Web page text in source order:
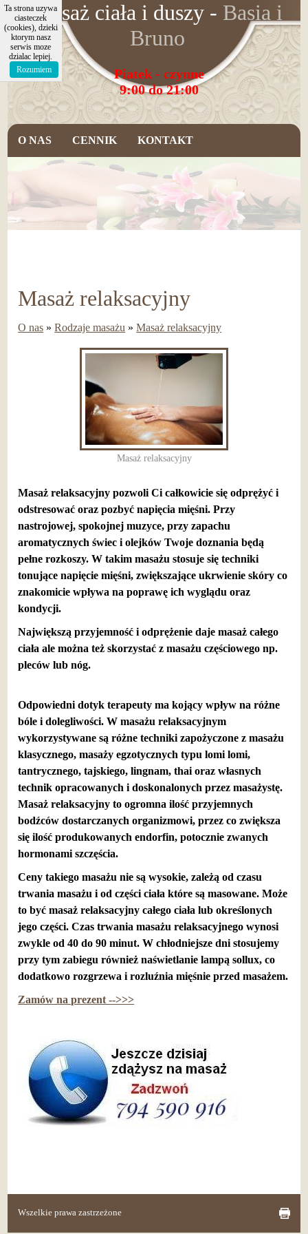
Masaż ciała i duszy - Basia i
Bruno
Piatek - czynne
9:00 do 21:00
O NAS CENNIK KONTAKT
Masaż relaksacyjny
O nas »Rodzaje masażu »Masaż relaksacyjny
Masaż relaksacyjny
Masaż relaksacyjny pozwoli Ci całkowicie się odprężyć i
odstresować oraz pozbyć napięcia mięśni. Przy
nastrojowej, spokojnej muzyce, przy zapachu
aromatycznych świec i olejków Twoje doznania będą
pełne rozkoszy. W takim masażu stosuje się techniki
tonujące napięcie mięśni, zwiększające ukrwienie skóry co
znakomicie wpływa na poprawę ich wyglądu oraz
kondycji.
Największą przyjemność i odprężenie daje masaż całego
ciała ale można też skorzystać z masażu częściowego np.
pleców lub nóg.
Odpowiedni dotyk terapeuty ma kojący wpływ na różne
bóle i dolegliwości. W masażu relaksacyjnym
wykorzystywane są różne techniki zapożyczone z masażu
klasycznego, masaży egzotycznych typu lomi lomi,
tantrycznego, tajskiego, lingnam, thai oraz własnych
technik opracowanych i doskonalonych przez masażystę.
Masaż relaksacyjny to ogromna ilość przyjemnych
bodźców dostarczanych organizmowi, przez co zwiększa
się ilość produkowanych endorfin, potocznie zwanych
hormonami szczęścia.
Ceny takiego masażu nie są wysokie, zależą od czasu
trwania masażu i od części ciała które są masowane. Może
to być masaż relaksacyjny całego ciała lub określonych
jego części. Czas trwania masażu relaksacyjnego wynosi
zwykle od 40 do 90 minut. W chłodniejsze dni stosujemy
przy tym zabiegu również naświetlanie lampą sollux, co
dodatkowo rozgrzewa i rozluźnia mięśnie przed masażem.
Zamów na prezent -->>>
Wszelkie prawa zastrzeżone drukuj
Ta strona uzywa
ciasteczek
(cookies), dzieki
ktorym nasz
serwis moze
dzialac lepiej.
Rozumiem